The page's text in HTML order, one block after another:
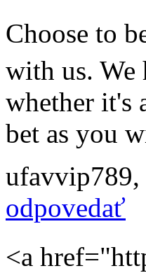
Choose to
with us. We
whether it's
bet as you
ufavvip789,
odpovedať
<a